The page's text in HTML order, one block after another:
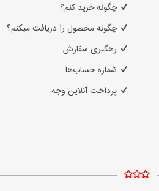
چگونه خرید کنم؟
چگونه محصول را دریافت میکنم؟
رهگیری سفارش
شماره حساب‌ها
پرداخت آنلاین وجه